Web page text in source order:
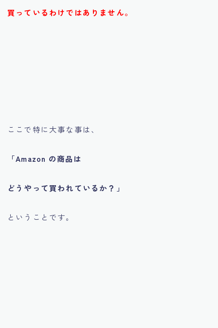
買っているわけではありません。
ここで特に大事な事は、
「Amazon の商品は
どうやって買われているか？」
ということです。